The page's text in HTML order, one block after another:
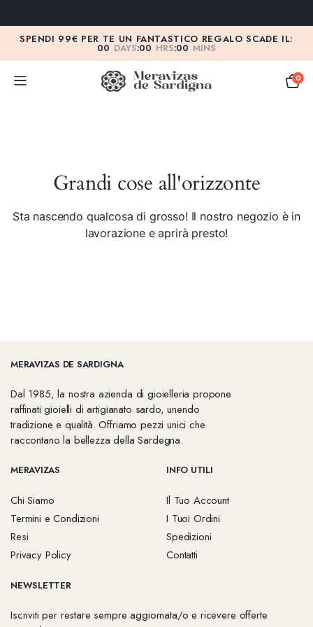
SPENDI 99€ PER TE UN FANTASTICO REGALO SCADE IL:
00 DAYS:00 HRS:00 MINS
0
Grandi cose all'orizzonte
Sta nascendo qualcosa di grosso! Il nostro negozio è in
lavorazione e aprirà presto!
MERAVIZAS DE SARDIGNA
Dal 1985, la nostra azienda di gioielleria propone
raffinati gioielli di artigianato sardo, unendo
tradizione e qualità. Offriamo pezzi unici che
raccontano la bellezza della Sardegna.
MERAVIZAS
Chi Siamo
Termini e Condizioni
Resi
Privacy Policy
INFO UTILI
Il Tuo Account
I Tuoi Ordini
Spedizioni
Contatti
NEWSLETTER
Iscriviti per restare sempre aggiornata/o e ricevere offerte